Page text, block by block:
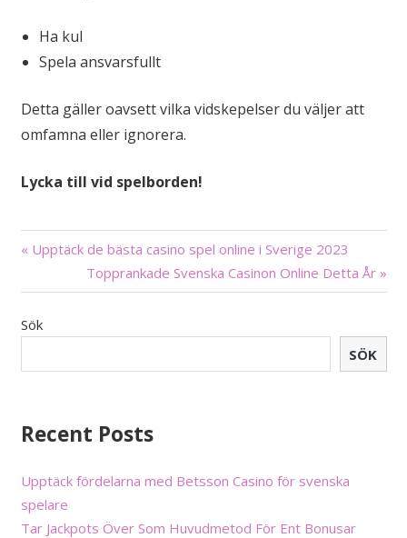
Ha kul
Spela ansvarsfullt
Detta gäller oavsett vilka vidskepelser du väljer att
omfamna eller ignorera.
Lycka till vid spelborden!
Inläggsnavigering
« Upptäck de bästa casino spel online i Sverige 2023
Topprankade Svenska Casinon Online Detta År »
Sök
SÖK
Recent Posts
Upptäck fördelarna med Betsson Casino för svenska
spelare
Tar Jackpots Över Som Huvudmetod För Ent Bonusar